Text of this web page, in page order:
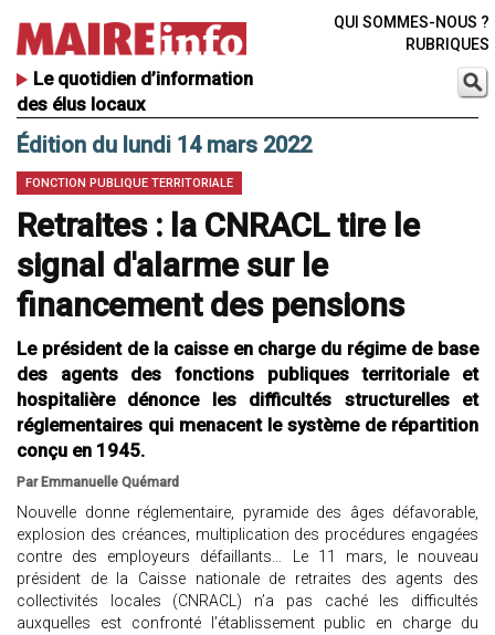
Le quotidien d’information
des élus locaux
QUI SOMMES-NOUS ?
RUBRIQUES
Édition du lundi 14 mars 2022
FONCTION PUBLIQUE TERRITORIALE
Retraites : la CNRACL tire le
signal d'alarme sur le
financement des pensions
Le président de la caisse en charge du régime de base
des agents des fonctions publiques territoriale et
hospitalière dénonce les difficultés structurelles et
réglementaires qui menacent le système de répartition
conçu en 1945.
Par Emmanuelle Quémard
Nouvelle donne réglementaire, pyramide des âges défavorable,
explosion des créances, multiplication des procédures engagées
contre des employeurs défaillants… Le 11 mars, le nouveau
président de la Caisse nationale de retraites des agents des
collectivités locales (CNRACL) n’a pas caché les difficultés
auxquelles est confronté l’établissement public en charge du